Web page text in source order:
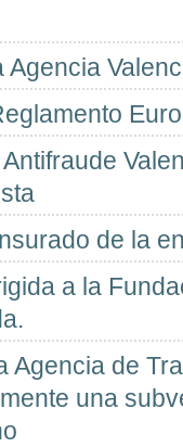
de la
a la
Agencia de
una